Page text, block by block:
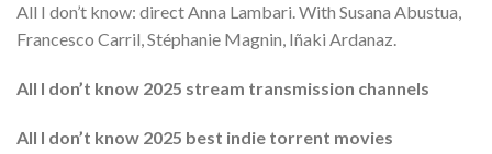
All I don’t know: direct Anna Lambari. With Susana Abustua,
Francesco Carril, Stéphanie Magnin, Iñaki Ardanaz.
All I don’t know 2025 stream transmission channels
All I don’t know 2025 best indie torrent movies